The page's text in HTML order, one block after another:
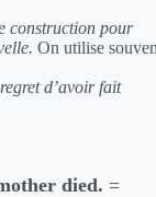
construction pour
On utilise
d’avoir fait
died. =